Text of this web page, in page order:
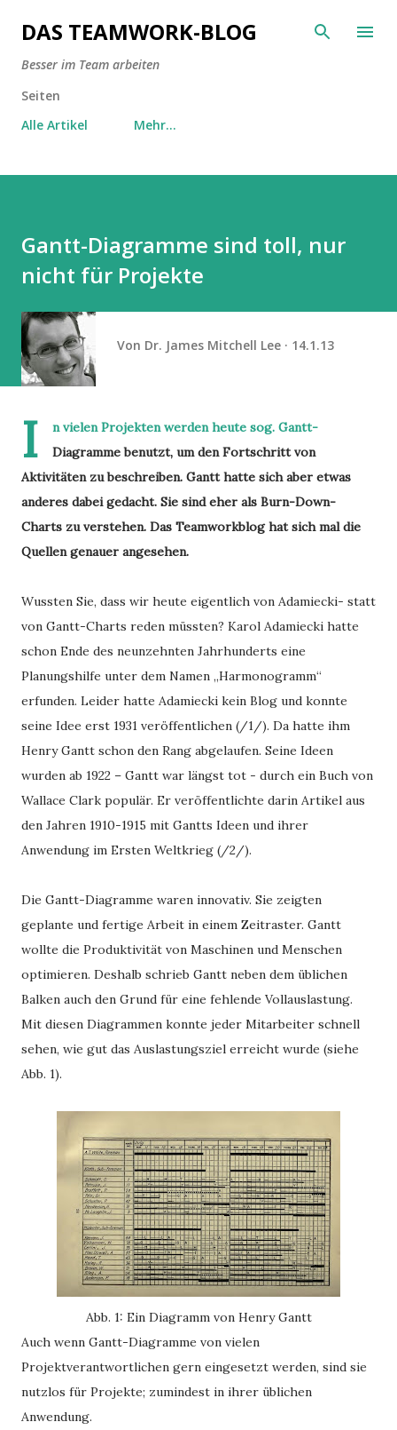
Direkt zum Hauptbereich
DAS TEAMWORK-BLOG
Besser im Team arbeiten
Seiten
Alle Artikel
Mehr…
Gantt-Diagramme sind toll, nur
nicht für Projekte
Von Dr. James Mitchell Lee 14.1.13
I
n vielen Projekten werden heute sog. Gantt-
Diagramme benutzt, um den Fortschritt von
Aktivitäten zu beschreiben. Gantt hatte sich aber etwas
anderes dabei gedacht. Sie sind eher als Burn-Down-
Charts zu verstehen. Das Teamworkblog hat sich mal die
Quellen genauer angesehen.
Wussten Sie, dass wir heute eigentlich von Adamiecki- statt
von Gantt-Charts reden müssten? Karol Adamiecki hatte
schon Ende des neunzehnten Jahrhunderts eine
Planungshilfe unter dem Namen „Harmonogramm“
erfunden. Leider hatte Adamiecki kein Blog und konnte
seine Idee erst 1931 veröffentlichen (/1/). Da hatte ihm
Henry Gantt schon den Rang abgelaufen. Seine Ideen
wurden ab 1922 – Gantt war längst tot - durch ein Buch von
Wallace Clark populär. Er veröffentlichte darin Artikel aus
den Jahren 1910-1915 mit Gantts Ideen und ihrer
Anwendung im Ersten Weltkrieg (/2/).
Die Gantt-Diagramme waren innovativ. Sie zeigten
geplante und fertige Arbeit in einem Zeitraster. Gantt
wollte die Produktivität von Maschinen und Menschen
optimieren. Deshalb schrieb Gantt neben dem üblichen
Balken auch den Grund für eine fehlende Vollauslastung.
Mit diesen Diagrammen konnte jeder Mitarbeiter schnell
sehen, wie gut das Auslastungsziel erreicht wurde (siehe
Abb. 1).
Abb. 1: Ein Diagramm von Henry Gantt
Auch wenn Gantt-Diagramme von vielen
Projektverantwortlichen gern eingesetzt werden, sind sie
nutzlos für Projekte; zumindest in ihrer üblichen
Anwendung.